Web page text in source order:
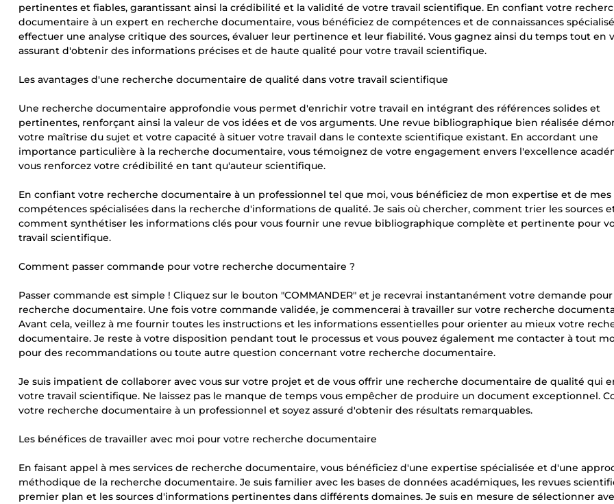
pertinentes et fiables, garantissant ainsi la crédibilité et la validité de votre travail scientifique. En confiant votre
documentaire à un expert en recherche documentaire, vous bénéficiez de compétences et de connaissances
effectuer une analyse critique des sources, évaluer leur pertinence et leur fiabilité. Vous gagnez ainsi du temps tout en
assurant d'obtenir des informations précises et de haute qualité pour votre travail scientifique.
Les avantages d'une recherche documentaire de qualité dans votre travail scientifique
Une recherche documentaire approfondie vous permet d'enrichir votre travail en intégrant des références solides et
pertinentes, renforçant ainsi la valeur de vos idées et de vos arguments. Une revue bibliographique bien réalisée
votre maîtrise du sujet et votre capacité à situer votre travail dans le contexte scientifique existant. En accordant une
importance particulière à la recherche documentaire, vous témoignez de votre engagement envers l'excellence
vous renforcez votre crédibilité en tant qu'auteur scientifique.
En confiant votre recherche documentaire à un professionnel tel que moi, vous bénéficiez de mon expertise et de mes
compétences spécialisées dans la recherche d'informations de qualité. Je sais où chercher, comment trier les sources
comment synthétiser les informations clés pour vous fournir une revue bibliographique complète et pertinente pour
travail scientifique.
Comment passer commande pour votre recherche documentaire ?
Passer commande est simple ! Cliquez sur le bouton "COMMANDER" et je recevrai instantanément votre demande
recherche documentaire. Une fois votre commande validée, je commencerai à travailler sur votre recherche
Avant cela, veillez à me fournir toutes les instructions et les informations essentielles pour orienter au mieux votre
documentaire. Je reste à votre disposition pendant tout le processus et vous pouvez également me contacter à tout
pour des recommandations ou toute autre question concernant votre recherche documentaire.
Je suis impatient de collaborer avec vous sur votre projet et de vous offrir une recherche documentaire de qualité qui
votre travail scientifique. Ne laissez pas le manque de temps vous empêcher de produire un document exceptionnel.
votre recherche documentaire à un professionnel et soyez assuré d'obtenir des résultats remarquables.
Les bénéfices de travailler avec moi pour votre recherche documentaire
En faisant appel à mes services de recherche documentaire, vous bénéficiez d'une expertise spécialisée et d'une
méthodique de la recherche documentaire. Je suis familier avec les bases de données académiques, les revues
premier plan et les sources d'informations pertinentes dans différents domaines. Je suis en mesure de sélectionner